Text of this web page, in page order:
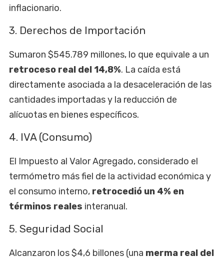
inflacionario.
3. Derechos de Importación
Sumaron $545.789 millones, lo que equivale a un
retroceso real del 14,8%. La caída está
directamente asociada a la desaceleración de las
cantidades importadas y la reducción de
alícuotas en bienes específicos.
4. IVA (Consumo)
El Impuesto al Valor Agregado, considerado el
termómetro más fiel de la actividad económica y
el consumo interno, retrocedió un 4% en
términos reales interanual.
5. Seguridad Social
Alcanzaron los $4,6 billones (una merma real del